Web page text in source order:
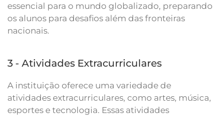
essencial para o mundo globalizado, preparando
os alunos para desafios além das fronteiras
nacionais.
3 - Atividades Extracurriculares
A instituição oferece uma variedade de
atividades extracurriculares, como artes, música,
esportes e tecnologia. Essas atividades